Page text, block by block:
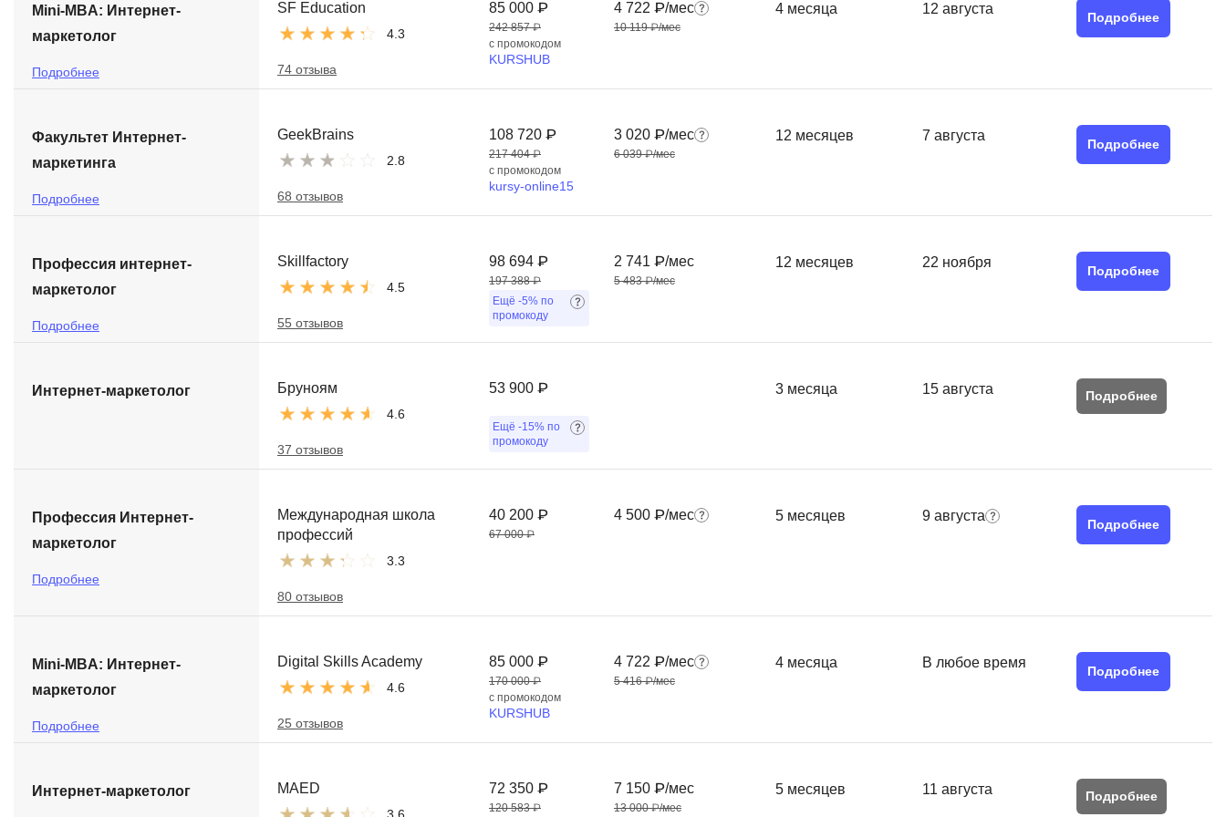
Mini-MBA: Интернет-
маркетолог
Подробнее
SF Education
4.3
74 отзыва
85 000 ₽
242 857 ₽
с промокодом
KURSHUB
4 722 ₽/мес
10 119 ₽/мес
4 месяца 12 августа
Подробнее
Факультет Интернет-
маркетинга
Подробнее
GeekBrains
2.8
68 отзывов
108 720 ₽
217 404 ₽
с промокодом
kursy-online15
3 020 ₽/мес
6 039 ₽/мес
12 месяцев 7 августа
Подробнее
Профессия интернет-
маркетолог
Подробнее
Skillfactory
4.5
55 отзывов
98 694 ₽
197 388 ₽
Ещё -5% по
промокоду
2 741 ₽/мес
5 483 ₽/мес
12 месяцев 22 ноября
Подробнее
Интернет-маркетолог Бруноям
4.6
37 отзывов
53 900 ₽
Ещё -15% по
промокоду
3 месяца 15 августа Подробнее
Профессия Интернет-
маркетолог
Подробнее
Международная школа
профессий
3.3
80 отзывов
40 200 ₽
67 000 ₽
4 500 ₽/мес 5 месяцев 9 августа
Подробнее
Mini-MBA: Интернет-
маркетолог
Подробнее
Digital Skills Academy
4.6
25 отзывов
85 000 ₽
170 000 ₽
с промокодом
KURSHUB
4 722 ₽/мес
5 416 ₽/мес
4 месяца В любое время
Подробнее
Интернет-маркетолог MAED 72 350 ₽
120 583 ₽
7 150 ₽/мес
13 000 ₽/мес
5 месяцев 11 августа Подробнее